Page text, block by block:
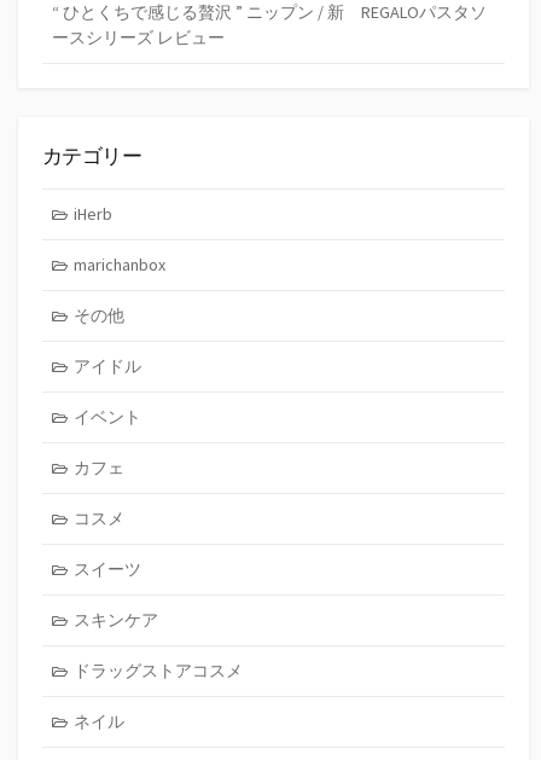
“ ひとくちで感じる贅沢 ” ニップン / 新 REGALOパスタソ
ースシリーズ レビュー
カテゴリー
iHerb
marichanbox
その他
アイドル
イベント
カフェ
コスメ
スイーツ
スキンケア
ドラッグストアコスメ
ネイル